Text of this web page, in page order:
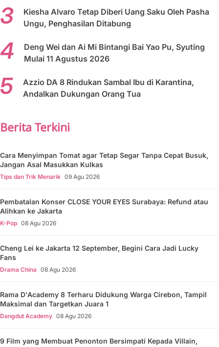
Kiesha Alvaro Tetap Diberi Uang Saku Oleh Pasha
Ungu, Penghasilan Ditabung
Deng Wei dan Ai Mi Bintangi Bai Yao Pu, Syuting
Mulai 11 Agustus 2026
Azzio DA 8 Rindukan Sambal Ibu di Karantina,
Andalkan Dukungan Orang Tua
Berita Terkini
Cara Menyimpan Tomat agar Tetap Segar Tanpa Cepat Busuk,
Jangan Asal Masukkan Kulkas
Tips dan Trik Menarik 09 Agu 2026
Pembatalan Konser CLOSE YOUR EYES Surabaya: Refund atau
Alihkan ke Jakarta
K-Pop 08 Agu 2026
Cheng Lei ke Jakarta 12 September, Begini Cara Jadi Lucky
Fans
Drama China 08 Agu 2026
Rama D'Academy 8 Terharu Didukung Warga Cirebon, Tampil
Maksimal dan Targetkan Juara 1
Dangdut Academy 08 Agu 2026
9 Film yang Membuat Penonton Bersimpati Kepada Villain,